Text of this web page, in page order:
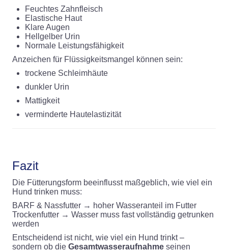
Feuchtes Zahnfleisch
Elastische Haut
Klare Augen
Hellgelber Urin
Normale Leistungsfähigkeit
Anzeichen für Flüssigkeitsmangel können sein:
trockene Schleimhäute
dunkler Urin
Mattigkeit
verminderte Hautelastizität
Fazit
Die Fütterungsform beeinflusst maßgeblich, wie viel ein
Hund trinken muss:
BARF & Nassfutter → hoher Wasseranteil im Futter
Trockenfutter → Wasser muss fast vollständig getrunken
werden
Entscheidend ist nicht, wie viel ein Hund trinkt –
sondern ob die Gesamtwasseraufnahme seinen